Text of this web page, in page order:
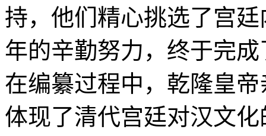
持，他们精心挑选了宫
年的辛勤努力，终于完
在编纂过程中，乾隆皇
体现了清代宫廷对汉文